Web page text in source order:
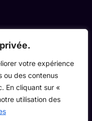
votre expérience
ou des contenus
En cliquant sur «
utilisation des